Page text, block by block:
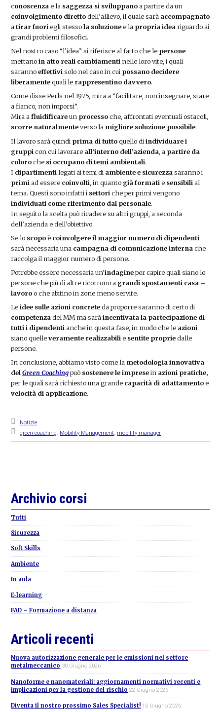
conoscenza e la saggezza si sviluppanoa partire da un
coinvolgimento direttodell’allievo, il quale sarà accompagnato
atirar fuoriegli stessola soluzionee la propria idea riguardo ai
grandi problemi filosofici.
Nel nostro caso “l’idea” si riferisce al fatto che le persone
mettanoin atto reali cambiamenti nelle loro vite, i quali
sarannoeffettivi solo nel caso in cui possano decidere
liberamentequali le rappresentino davvero.
Come disse Perls nel 1975, mira a “facilitare, non insegnare, stare
a fianco, non imporsi”.
Mira afluidificareun processoche, affrontati eventuali ostacoli,
scorre naturalmenteverso la migliore soluzione possibile.
Il lavoro sarà quindi prima di tuttoquello diindividuare i
gruppicon cui lavorare all’interno dell’azienda , a partire da
coloroche si occupano di temi ambientali.
I dipartimenti legati ai temi di ambiente e sicurezzasaranno i
primi ad essere coinvolti , in quanto già formatie sensibili al
tema. Questi sono infatti i settori che per primi vengono
individuati come riferimento dal personale.
In seguito la scelta può ricadere su altri gruppi, a seconda
dell’azienda e dell’obiettivo.
Se lo scopoè coinvolgere il maggior numero di dipendenti
sarà necessaria una campagna di comunicazione interna che
raccolga il maggior numero di persone.
Potrebbe essere necessaria un’indagineper capire quali siano le
persone che più di altre ricorrono a grandi spostamenti casa –
lavoroo che abitino in zone meno servite.
Leidee sulle azioni concreteda proporre saranno di certo di
competenza del MM ma saràincentivata la partecipazione di
tutti i dipendenti anche in questa fase, in modo che le azioni
siano quelleveramente realizzabili e sentite propriedalle
persone.
In conclusione, abbiamo visto come la metodologia innovativa
delGreen Coachingpuò sostenere le impresein azioni pratiche,
per le quali sarà richiesto una grande capacità di adattamentoe
velocità di applicazione.
Notizie
green coaching
Mobility Management mobility manager
Primary
Sidebar
Archivio corsi
Tutti
Sicurezza
Soft Skills
Ambiente
In aula
E-learning
FAD – Formazione a distanza
Articoli recenti
Nuova autorizzazione generale per le emissioni nel settore
metalmeccanico 30 Giugno 2026
Nanoforme e nanomateriali: aggiornamenti normativi recenti e
implicazioni per la gestione del rischio 22 Giugno 2026
Diventa il nostro prossimo Sales Specialist! 16 Giugno 2026